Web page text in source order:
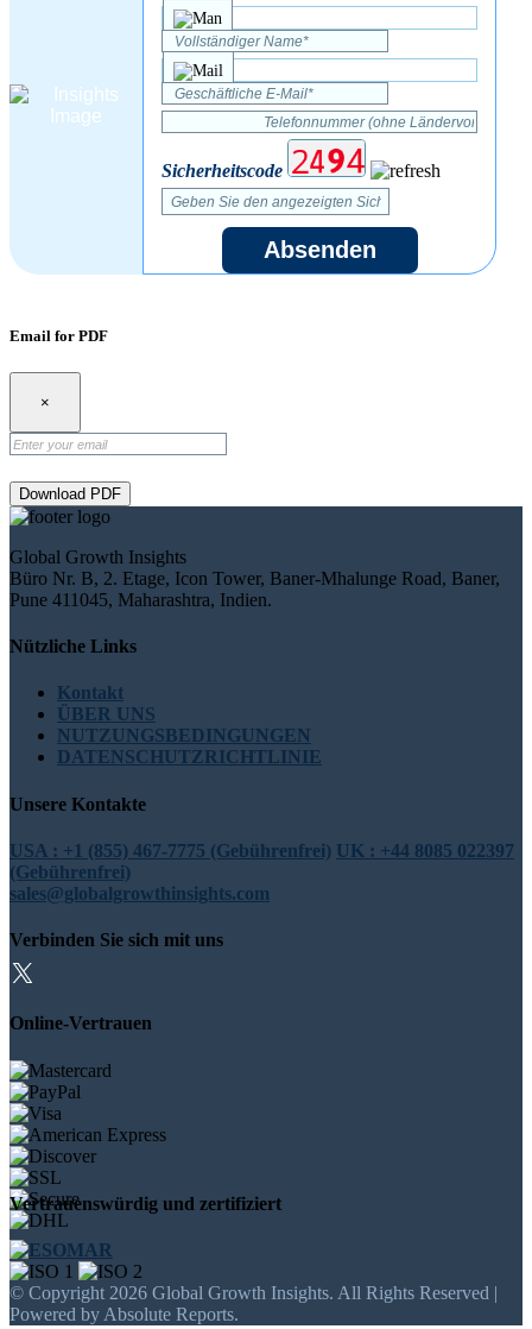
Sicherheitscode
Absenden
Email for PDF
×
Download PDF
Global Growth Insights
Büro Nr. B, 2. Etage, Icon Tower, Baner-Mhalunge Road, Baner,
Pune 411045, Maharashtra, Indien.
Nützliche Links
Kontakt
ÜBER UNS
NUTZUNGSBEDINGUNGEN
DATENSCHUTZRICHTLINIE
Unsere Kontakte
USA : +1 (855) 467-7775 (Gebührenfrei) UK : +44 8085 022397
(Gebührenfrei)
sales@globalgrowthinsights.com
Verbinden Sie sich mit uns
Online-Vertrauen
Vertrauenswürdig und zertifiziert
© Copyright 2026 Global Growth Insights. All Rights Reserved |
Powered by Absolute Reports.